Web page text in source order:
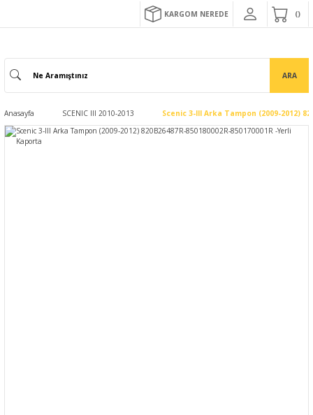
KARGOM NEREDE
ARA
Anasayfa SCENIC III 2010-2013 Scenic 3-III Arka Tampon (2009-2012)